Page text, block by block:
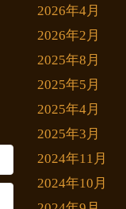
2026年4月
2026年2月
2025年8月
2025年5月
2025年4月
2025年3月
2024年11月
2024年10月